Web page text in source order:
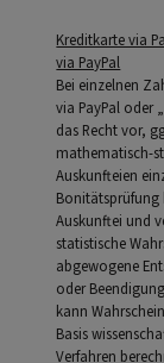
Kreditkarte via
via PayPal
Bei einzelnen
via PayPal oder
das Recht vor,
mathematisch-
Auskunfteien
Bonitätsprüfung
Auskunftei und
statistische
abgewogene
oder
kann
Basis
Verfahren